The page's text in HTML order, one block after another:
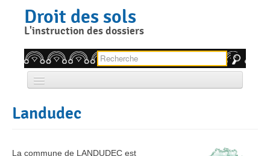
content
Droit des sols
L'instruction des dossiers
Rechercher pour :
Quelle autorisation, pour quel projet ?
Landudec
La commune de LANDUDEC est